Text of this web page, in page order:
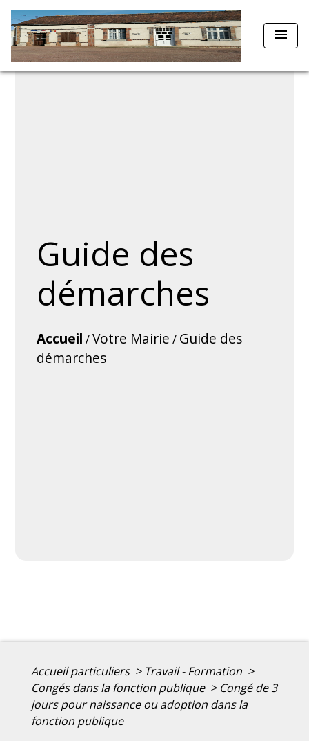
menu
Guide des
démarches
Accueil /Votre Mairie / Guide des
démarches
Accueil particuliers > Travail - Formation >
Congés dans la fonction publique > Congé de 3
jours pour naissance ou adoption dans la
fonction publique